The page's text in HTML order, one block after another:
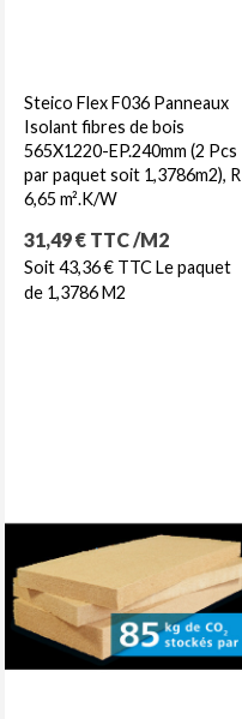
Steico Flex F036 Panneaux
Isolant fibres de bois
565X1220-EP.240mm (2 Pcs
par paquet soit 1,3786m2), R
6,65 m².K/W
Prix
31,49 € TTC /M2
Soit 43,36 € TTC Le paquet
de 1,3786 M2